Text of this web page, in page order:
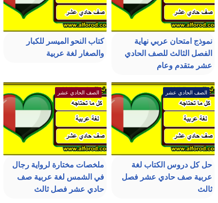
نموذج امتحان عربي نهاية
الفصل الثالث للصف الحادي
عشر متقدم وعام
كتاب النحو الميسر للكبار
والصغار لغة عربية
الصف الحادي عشر
حل كل دروس الكتاب لغة
عربية صف حادي عشر فصل
ثالث
الصف الحادي عشر
ملخصات مختارة لرواية رجال
في الشمس لغة عربية صف
حادي عشر فصل ثالث